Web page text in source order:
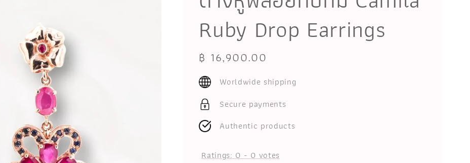
Ruby Drop Earrings
Regular
price
฿ 16,900.00
Worldwide shipping
Secure payments
Authentic products
Ratings:0-0votes